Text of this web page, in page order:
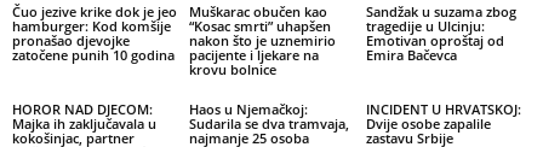
Čuo jezive krike dok je jeo
hamburger: Kod komšije
pronašao djevojke
zatočene punih 10 godina
Muškarac obučen kao
“Kosac smrti” uhapšen
nakon što je uznemirio
pacijente i ljekare na
krovu bolnice
Sandžak u suzama zbog
tragedije u Ulcinju:
Emotivan oproštaj od
Emira Bačevca
HOROR NAD DJECOM:
Majka ih zaključavala u
kokošinjac, partner
Haos u Njemačkoj:
Sudarila se dva tramvaja,
najmanje 25 osoba
INCIDENT U HRVATSKOJ:
Dvije osobe zapalile
zastavu Srbije